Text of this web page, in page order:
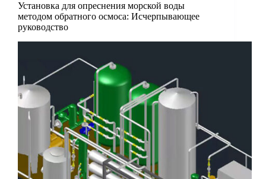
Установка для опреснения морской воды
методом обратного осмоса: Исчерпывающее
руководство